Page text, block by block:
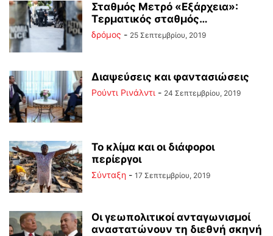
Σταθμός Μετρό «Εξάρχεια»:
Τερματικός σταθμός…
δρόμος - 25 Σεπτεμβρίου, 2019
Διαψεύσεις και φαντασιώσεις
Ρούντι Ρινάλντι - 24 Σεπτεμβρίου, 2019
Το κλίμα και οι διάφοροι
περίεργοι
Σύνταξη - 17 Σεπτεμβρίου, 2019
Οι γεωπολιτικοί ανταγωνισμοί
αναστατώνουν τη διεθνή σκηνή